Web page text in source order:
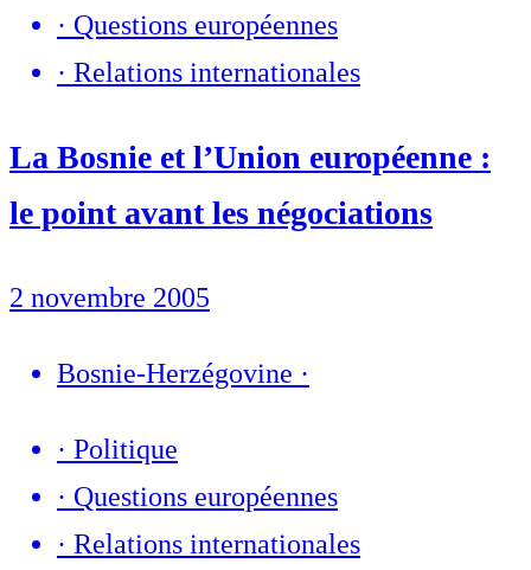
· Questions européennes
· Relations internationales
La Bosnie et l’Union européenne :
le point avant les négociations
2 novembre 2005
Bosnie-Herzégovine ·
· Politique
· Questions européennes
· Relations internationales